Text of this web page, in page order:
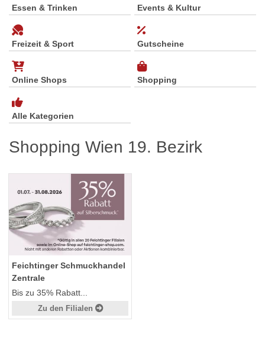
Essen & Trinken Events & Kultur
Freizeit & Sport Gutscheine
Online Shops Shopping
Alle Kategorien
Shopping Wien 19. Bezirk
Feichtinger Schmuckhandel
Zentrale
Bis zu 35% Rabatt...
Zu den Filialen